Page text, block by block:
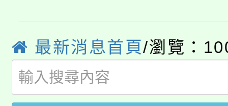
局官網。
8月14至27日，桃園電
開!
115年桃園市運動會8/
田徑場及游泳池舉行。
桃園市低收入戶享有免
最新消息首頁/瀏覽：